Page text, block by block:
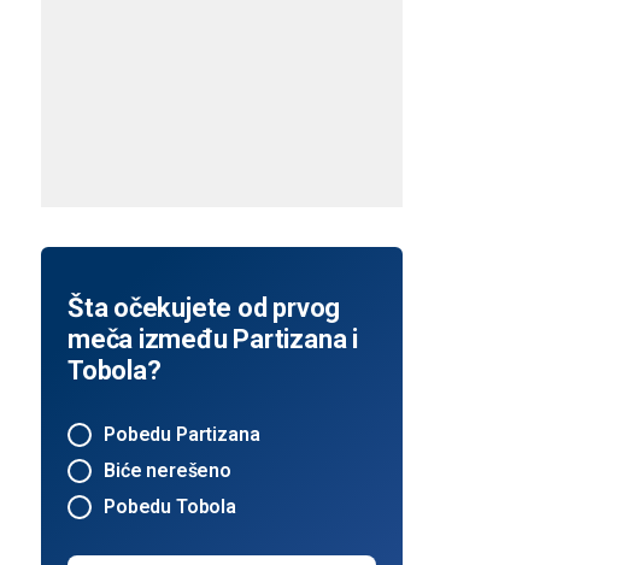
Šta očekujete od prvog
meča između Partizana i
Tobola?
Pobedu Partizana
Biće nerešeno
Pobedu Tobola